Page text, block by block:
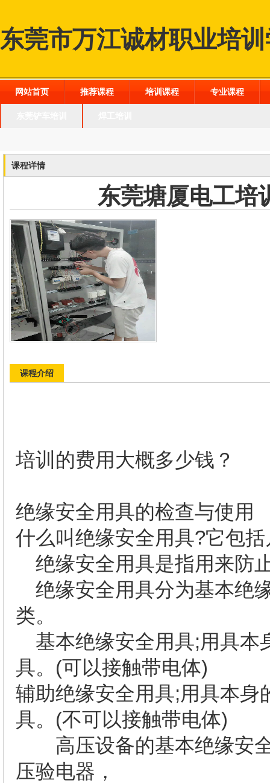
东莞市万江诚材职业培
网站首页 推荐课程 培训课程 专业课程
课程详情
东莞塘厦电工培
课程介绍
培训的费用大概多少钱？
绝缘安全用具的检查与
什么叫绝缘安全用具?它包
绝缘安全用具是指用来
绝缘安全用具分为基本绝
类。
基本绝缘安全用具;用具本
具。(可以接触带电体)
辅助绝缘安全用具;用具本身
具。(不可以接触带电体)
高压设备的基本绝缘安全
压验电器，